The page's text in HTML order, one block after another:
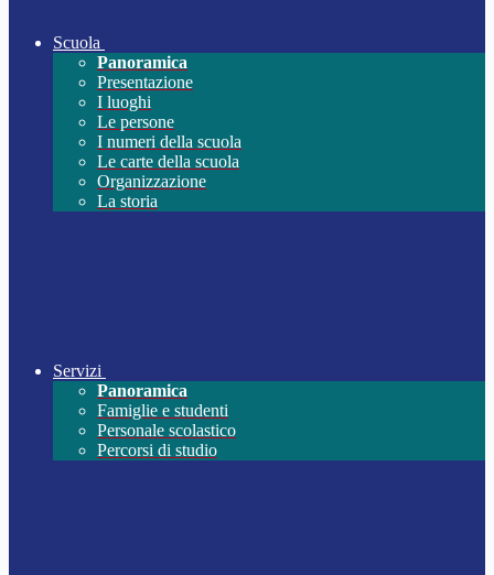
Scuola
Panoramica
Presentazione
I luoghi
Le persone
I numeri della scuola
Le carte della scuola
Organizzazione
La storia
Servizi
Panoramica
Famiglie e studenti
Personale scolastico
Percorsi di studio